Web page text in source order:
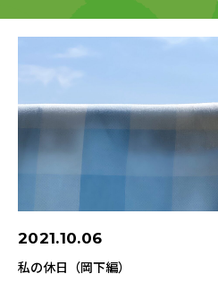
2021.10.06
私の休日（岡下編）